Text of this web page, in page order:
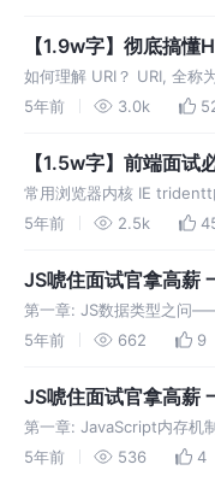
理【1.9w字】彻底搞
如何理解 URI？ URI, 全
一资源标识符，它的作用
5年前 3.0k
【1.5w字】前端面
常用浏览器内核 IE
歌与Opera software共同
5年前 2.5k
JS唬住面试官拿高薪
第一章: JS数据类型之问
类型有哪些？ 基本类型(值
5年前 662 9
JS唬住面试官拿高薪
第一章: JavaScript内存机
机制篇如何存储的？ 网上
5年前 536 4